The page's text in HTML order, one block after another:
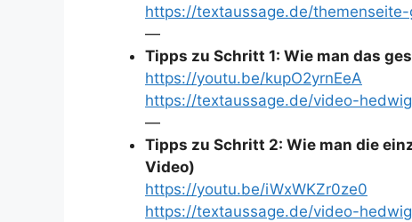
https://textaussage.de/
—
Tipps zu Schritt 1: Wie man das
https://youtu.be/kupO2yrnEeA
https://textaussage.de/video-
—
Tipps zu Schritt 2: Wie man die
Video)
https://youtu.be/iWxWKZr0ze0
https://textaussage.de/video-